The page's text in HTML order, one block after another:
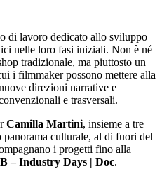
di lavoro dedicato allo sviluppo
nelle loro fasi iniziali. Non è né
tradizionale, ma piuttosto un
i filmmaker possono mettere alla
direzioni narrative e
e trasversali.
Camilla Martini, insieme a tre
culturale, al di fuori del
i progetti fino alla
– Industry Days | Doc.